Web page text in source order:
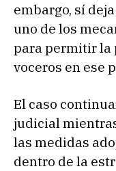
embargo, sí
uno de los
para permitir la
voceros en ese
El caso
judicial
las medidas
dentro de la